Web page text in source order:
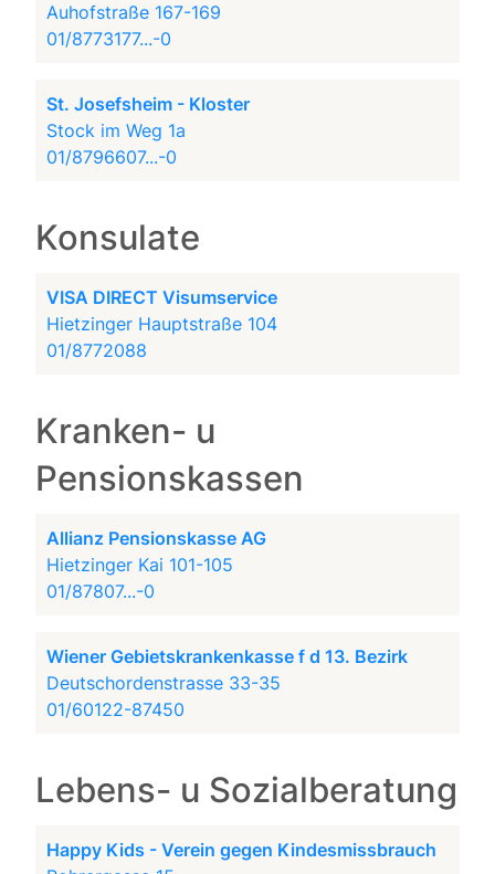
Auhofstraße 167-169
01/8773177...-0
St. Josefsheim - Kloster
Stock im Weg 1a
01/8796607...-0
Konsulate
VISA DIRECT Visumservice
Hietzinger Hauptstraße 104
01/8772088
Kranken- u
Pensionskassen
Allianz Pensionskasse AG
Hietzinger Kai 101-105
01/87807...-0
Wiener Gebietskrankenkasse f d 13. Bezirk
Deutschordenstrasse 33-35
01/60122-87450
Lebens- u Sozialberatung
Happy Kids - Verein gegen Kindesmissbrauch